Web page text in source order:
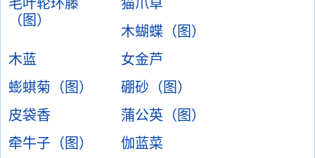
毛叶轮环藤
（图）
猫爪草
木蝴蝶（图）
木蓝
女金芦
蟛蜞菊（图）
硼砂（图）
皮袋香
蒲公英（图）
牵牛子（图）
伽蓝菜